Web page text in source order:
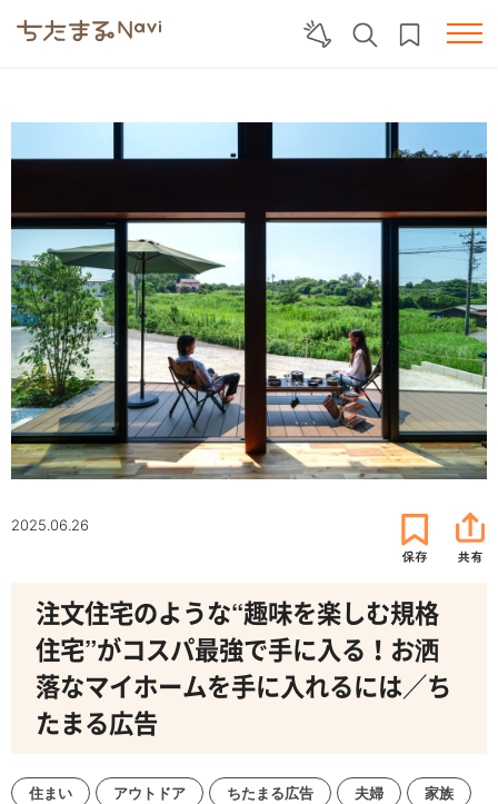
2025.06.26
注文住宅のような“趣味を楽しむ規格
住宅”がコスパ最強で手に入る！お洒
落なマイホームを手に入れるには／ち
たまる広告
住まい アウトドア ちたまる広告 夫婦
家族